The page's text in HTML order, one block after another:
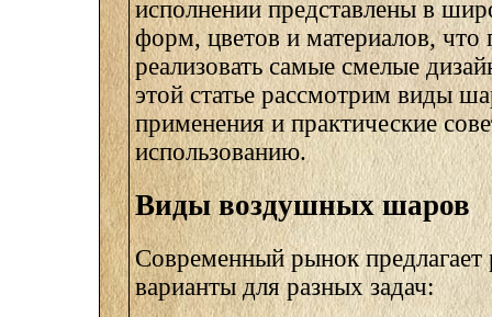
исполнении представлены в
форм, цветов и материалов, что
реализовать самые смелые
этой статье рассмотрим виды
применения и практические
использованию.
Виды воздушных шаров
Современный рынок предлагает
варианты для разных задач: